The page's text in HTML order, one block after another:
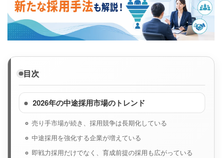
目次
2026年の中途採用市場のトレンド
売り手市場が続き、採用競争は長期化している
中途採用を強化する企業が増えている
即戦力採用だけでなく、育成前提の採用も広がっている